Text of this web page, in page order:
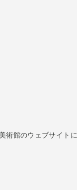
館のウェブサイトに